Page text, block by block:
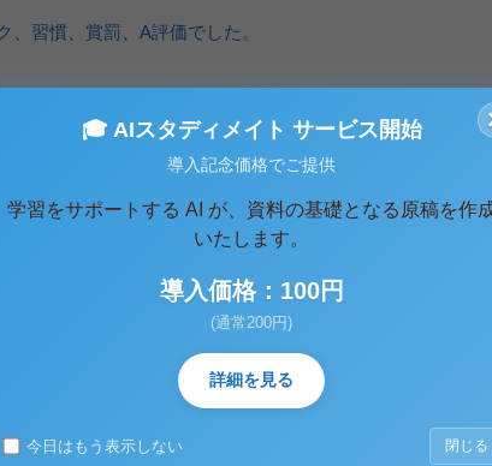
習慣 賞罰
A評価でした。
断転載・配布は著作権法違反となります。
ストデータがみえます。 )
特に慣習形成や賞罰法を中心に述べよ。」（第二設
🎓 AIスタディメイト サービス開始
導入記念価格でご提供
学習をサポートする AI が、資料の基礎となる原稿を作
いたします。
導入価格：100円
(通常200円)
詳細を見る
今日はもう表示しない 閉じる